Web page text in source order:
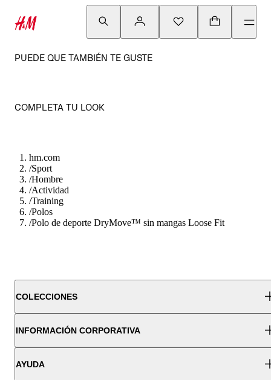
PUEDE QUE TAMBIÉN TE GUSTE
COMPLETA TU LOOK
hm.com
/Sport
/Hombre
/Actividad
/Training
/Polos
/Polo de deporte DryMove™ sin mangas Loose Fit
COLECCIONES
INFORMACIÓN CORPORATIVA
AYUDA